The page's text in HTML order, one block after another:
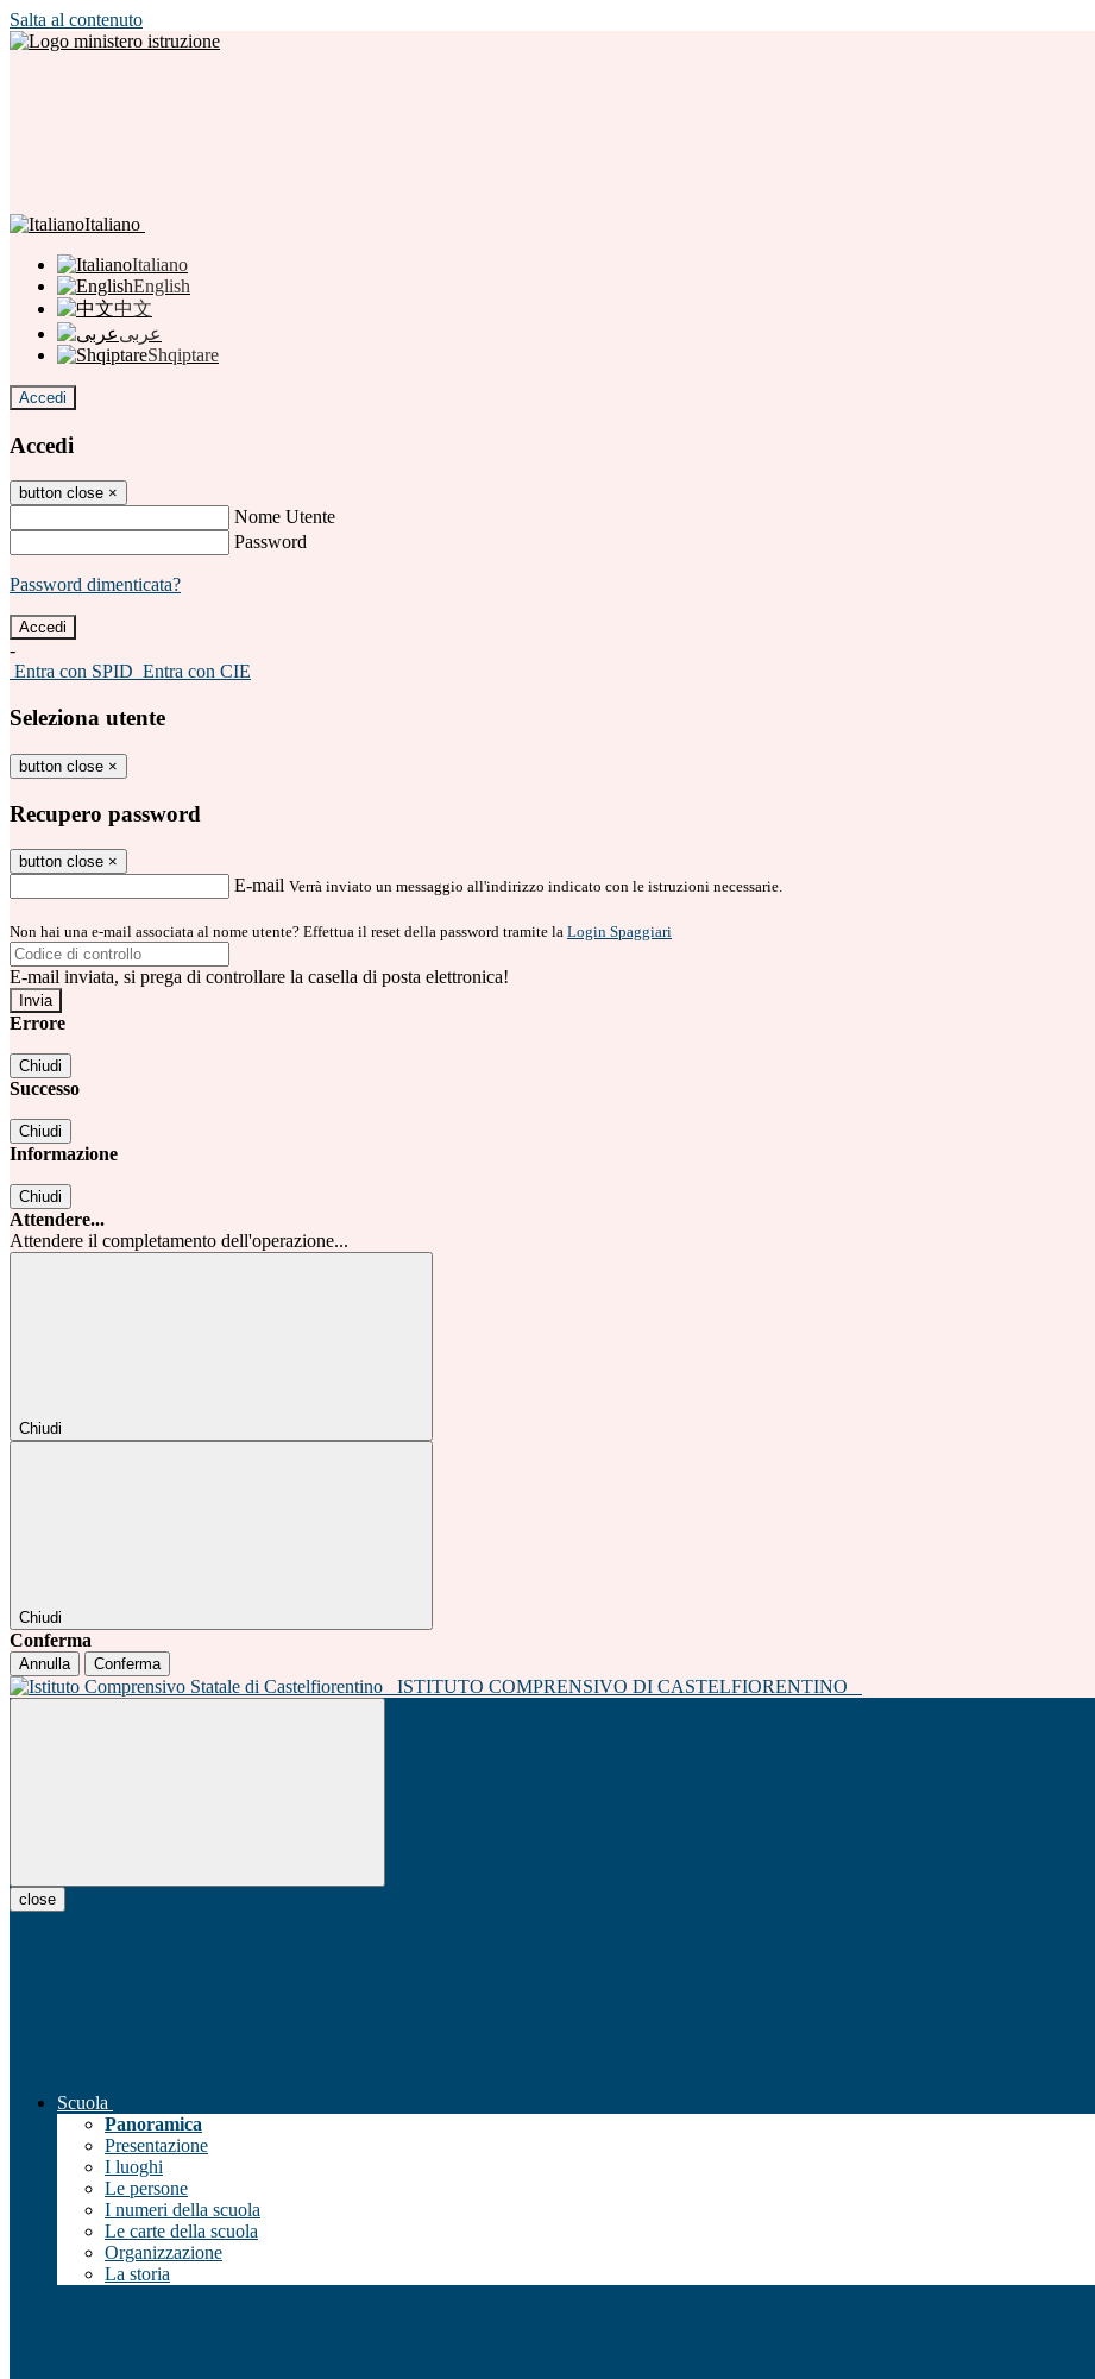
Salta al contenuto
Italiano
Italiano
English
中文
عربى
Shqiptare
Accedi
Accedi
button close ×
Nome Utente
Password
Password dimenticata?
-
Entra con SPID Entra con CIE
Seleziona utente
button close ×
Recupero password
button close ×
E-mail Verrà inviato un messaggio all'indirizzo indicato con le istruzioni necessarie.
Non hai una e-mail associata al nome utente? Effettua il reset della password tramite la Login Spaggiari
E-mail inviata, si prega di controllare la casella di posta elettronica!
Errore
Chiudi
Successo
Chiudi
Informazione
Chiudi
Attendere...
Attendere il completamento dell'operazione...
Chiudi
Chiudi
Conferma
Annulla Conferma
ISTITUTO COMPRENSIVO DI CASTELFIORENTINO
close
Scuola
Panoramica
Presentazione
I luoghi
Le persone
I numeri della scuola
Le carte della scuola
Organizzazione
La storia